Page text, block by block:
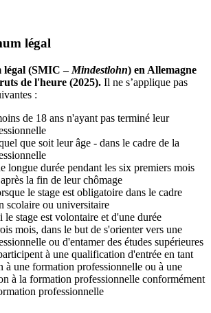
légal
légal (SMIC – Mindestlohn) en Allemagne
de l'heure (2025). Il ne s’applique pas
:
de 18 ans n'ayant pas terminé leur
que soit leur âge - dans le cadre de la
longue durée pendant les six premiers mois
la fin de leur chômage
le stage est obligatoire dans le cadre
scolaire ou universitaire
le stage est volontaire et d'une durée
mois, dans le but de s'orienter vers une
ou d'entamer des études supérieures
à une qualification d'entrée en tant
à une formation professionnelle ou à une
à la formation professionnelle conformément
professionnelle